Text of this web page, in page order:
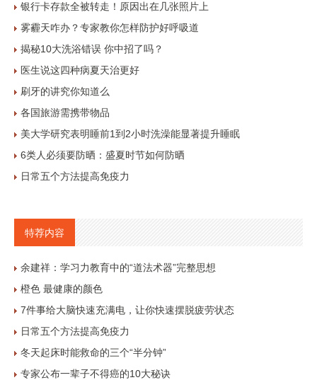
银行卡存款全被转走！原因出在几张照片上
雾霾天咋办？专家教你怎样防护好呼吸道
揭秘10大洗浴错误 你中招了吗？
医生说这四种病夏天治更好
刷牙的讲究你知道么
各国旅游需携带物品
美大学研究表明睡前1到2小时洗澡能显著提升睡眠
6类人必须要防晒：盛夏时节如何防晒
日常五个方法提高免疫力
特荐内容
余建祥：学习力教育中的“道法术器”完整思想
橙色 最健康的颜色
7件事给大脑快速充满电，让你快速摆脱疲劳状态
日常五个方法提高免疫力
冬天起床时能救命的三个“半分钟”
专家公布一辈子不得癌的10大秘诀